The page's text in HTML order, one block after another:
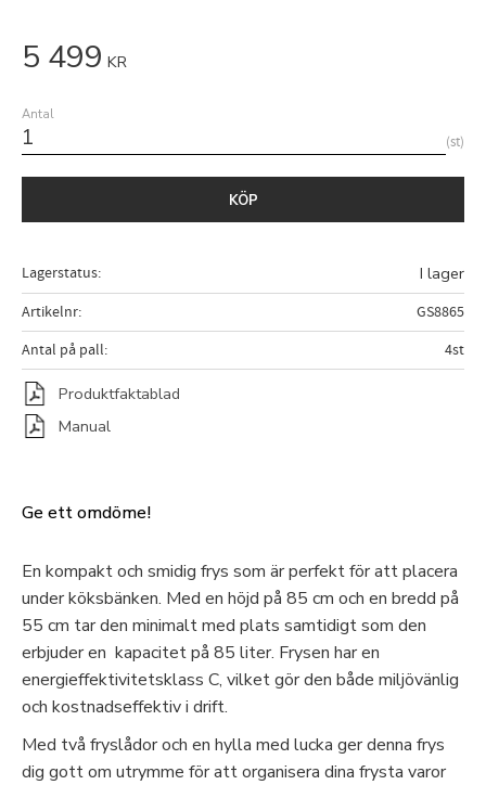
5 499 KR
Antal
st
KÖP
Lagerstatus I lager
Artikelnr
GS8865
Antal på pall
4st
Produktfaktablad
Manual
Ge ett omdöme!
En kompakt och smidig frys som är perfekt för att placera
under köksbänken. Med en höjd på 85 cm och en bredd på
55 cm tar den minimalt med plats samtidigt som den
erbjuder en kapacitet på 85 liter. Frysen har en
energieffektivitetsklass C, vilket gör den både miljövänlig
och kostnadseffektiv i drift.
Med två fryslådor och en hylla med lucka ger denna frys
dig gott om utrymme för att organisera dina frysta varor